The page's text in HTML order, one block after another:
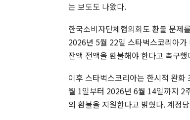
는 보도도 나왔다.
한국소비자단체협의회도 환불 문제
2026년 5월 22일 스타벅스코리아
잔액 전액을 환불해야 한다고 촉구했
이후 스타벅스코리아는 한시적 완
월 1일부터 2026년 6월 14일까지 2
외 환불을 지원한다고 밝혔다. 계정